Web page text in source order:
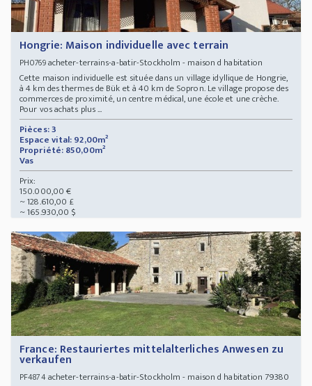
Hongrie: Maison individuelle avec terrain
PH0769acheter-terrains-a-batir-Stockholm - maison d habitation
Cette maison individuelle est située dans un village idyllique de Hongrie,
à 4 km des thermes de Bük et à 40 km de Sopron. Le village propose des
commerces de proximité, un centre médical, une école et une crèche.
Pour vos achats plus ...
Pièces: 3
Espace vital: 92,00m²
Propriété: 850,00m²
Vas
Prix:
150.000,00 €
~ 128.610,00 £
~ 165.930,00 $
France: Restauriertes mittelalterliches Anwesen zu
verkaufen
PF4874acheter-terrains-a-batir-Stockholm - maison d habitation 79380